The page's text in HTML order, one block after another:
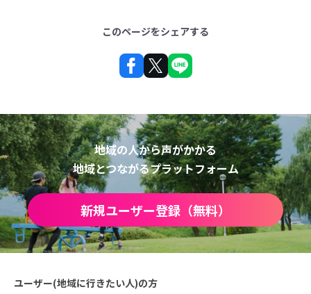
このページをシェアする
地域の人から声がかかる
地域とつながるプラットフォーム
新規ユーザー登録（無料）
ユーザー(地域に行きたい人)の方